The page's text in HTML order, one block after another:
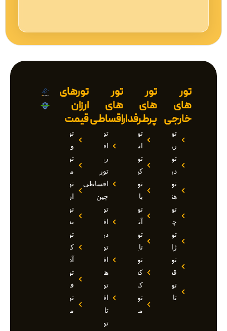
تور
های
خارجی
تور
روسیه
تور
دبی
تور
هند
تور
چین
تور
ژاپن
تور
قطر
تور
تاجیکستان
تور
های
پرطرفدار
تور
استانبول
تور
کیش
تور
بالی
تور
آنتالیا
تور
تایلند
تور
کشتی
کروز
تور
مالدیو
تور
های
اقساطی
تور
اقساطی
روسیه
تور
اقساطی
چین
تور
اقساطی
دبی
تور
اقساطی
هند
تور
اقساطی
تاجیکستان
تور
تورهای
ارزان
قیمت
تور
وان
تور
مارماریس
تور
ازمیر
تور
بدروم
تور
کوش
آداسی
تور
فتحیه
تور
مالزی